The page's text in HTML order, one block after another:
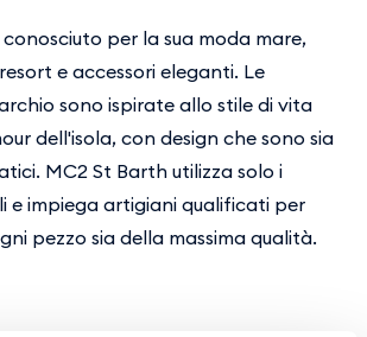
per la sua moda mare,
e accessori eleganti. Le
sono ispirate allo stile di vita
dell'isola, con design che sono sia
MC2 St Barth utilizza solo i
e impiega artigiani qualificati per
pezzo sia della massima qualità.